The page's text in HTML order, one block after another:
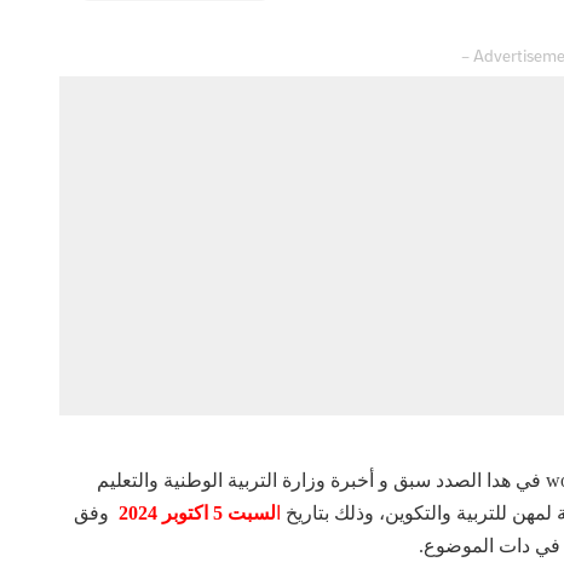
التسجيل في مباراة التعليم wolouj.men.gov.ma 2025/2024 في هدا الصدد سبق و أخبرة وزارة التربية الوطنية والتعليم
لمهن للتربية والتكوين، وذلك بتاريخ لسبت 5 اكتوبر 2024
وفق
في دات الموضوع.